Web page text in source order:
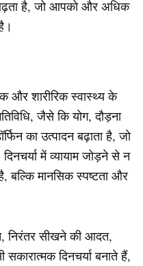
है, जो आपको और अधिक
और शारीरिक स्वास्थ्य के
जैसे कि योग, दौड़ना
का उत्पादन बढ़ाता है, जो
में व्यायाम जोड़ने से न
मानसिक स्पष्टता और
निरंतर सीखने की आदत,
दिनचर्या बनाते हैं,